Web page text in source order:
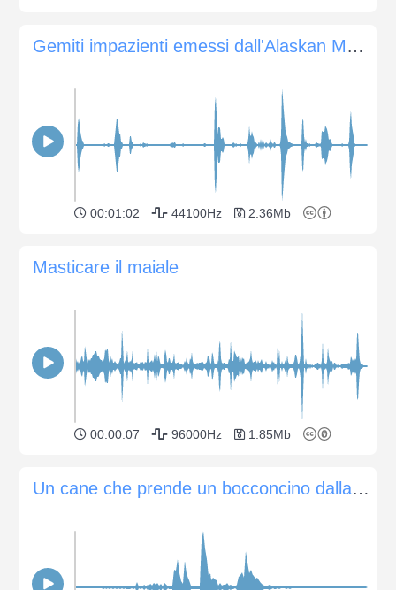
Gemiti impazienti emessi dall'Alaskan Malamute
00:01:02 44100Hz 2.36Mb
Masticare il maiale
00:00:07 96000Hz 1.85Mb
Un cane che prende un bocconcino dalla mano